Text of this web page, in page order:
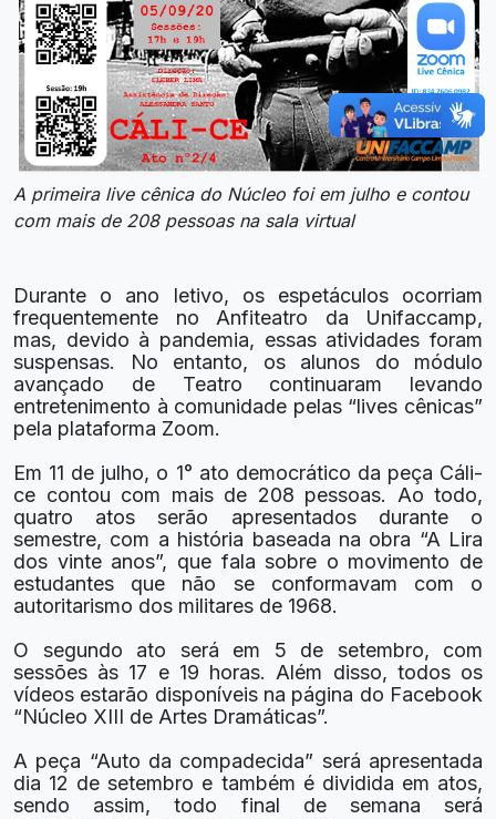
A primeira live cênica do Núcleo foi em julho e contou
com mais de 208 pessoas na sala virtual
Durante o ano letivo, os espetáculos ocorriam
frequentemente no Anfiteatro da Unifaccamp,
mas, devido à pandemia, essas atividades foram
suspensas. No entanto, os alunos do módulo
avançado de Teatro continuaram levando
entretenimento à comunidade pelas “lives cênicas”
pela plataforma Zoom.
Em 11 de julho, o 1° ato democrático da peça Cáli-
ce contou com mais de 208 pessoas. Ao todo,
quatro atos serão apresentados durante o
semestre, com a história baseada na obra “A Lira
dos vinte anos”, que fala sobre o movimento de
estudantes que não se conformavam com o
autoritarismo dos militares de 1968.
O segundo ato será em 5 de setembro, com
sessões às 17 e 19 horas. Além disso, todos os
vídeos estarão disponíveis na página do Facebook
“Núcleo XIII de Artes Dramáticas”.
A peça “Auto da compadecida” será apresentada
dia 12 de setembro e também é dividida em atos,
sendo assim, todo final de semana será